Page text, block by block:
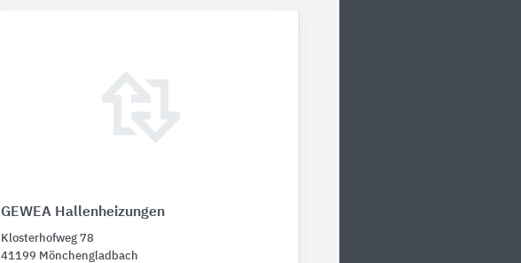
GEWEA Hallenheizungen
Klosterhofweg 78
41199 Mönchengladbach